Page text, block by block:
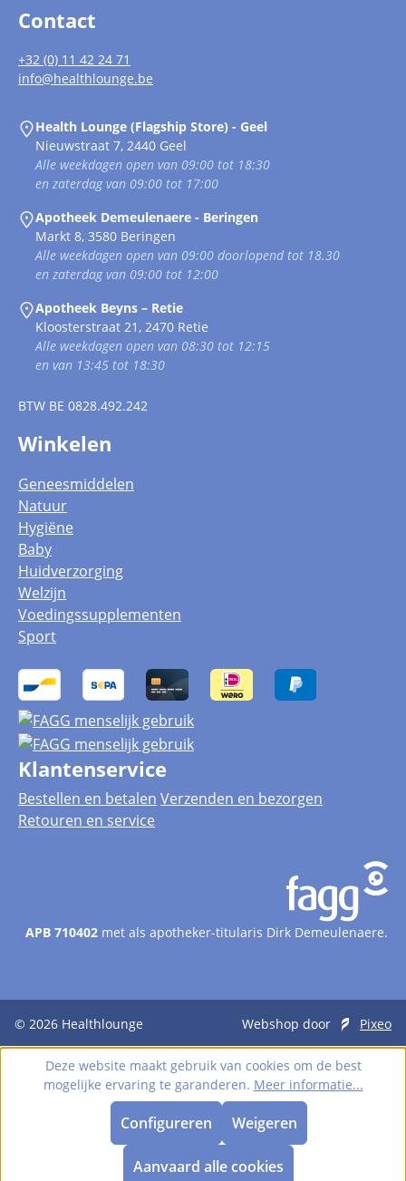
Contact
+32 (0) 11 42 24 71
info@healthlounge.be
Health Lounge (Flagship Store) - Geel
Nieuwstraat 7, 2440 Geel
Alle weekdagen open van 09:00 tot 18:30
en zaterdag van 09:00 tot 17:00
Apotheek Demeulenaere - Beringen
Markt 8, 3580 Beringen
Alle weekdagen open van 09:00 doorlopend tot 18.30
en zaterdag van 09:00 tot 12:00
Apotheek Beyns – Retie
Kloosterstraat 21, 2470 Retie
Alle weekdagen open van 08:30 tot 12:15
en van 13:45 tot 18:30
BTW BE 0828.492.242
Winkelen
Geneesmiddelen
Natuur
Hygiëne
Baby
Huidverzorging
Welzijn
Voedingssupplementen
Sport
Klantenservice
Bestellen en betalen Verzenden en bezorgen
Retouren en service
APB 710402 met als apotheker-titularis Dirk Demeulenaere.
© 2026 Healthlounge Webshop door Pixeo
Deze website maakt gebruik van cookies om de best
mogelijke ervaring te garanderen. Meer informatie...
Weigeren
Configureren
Aanvaard alle cookies